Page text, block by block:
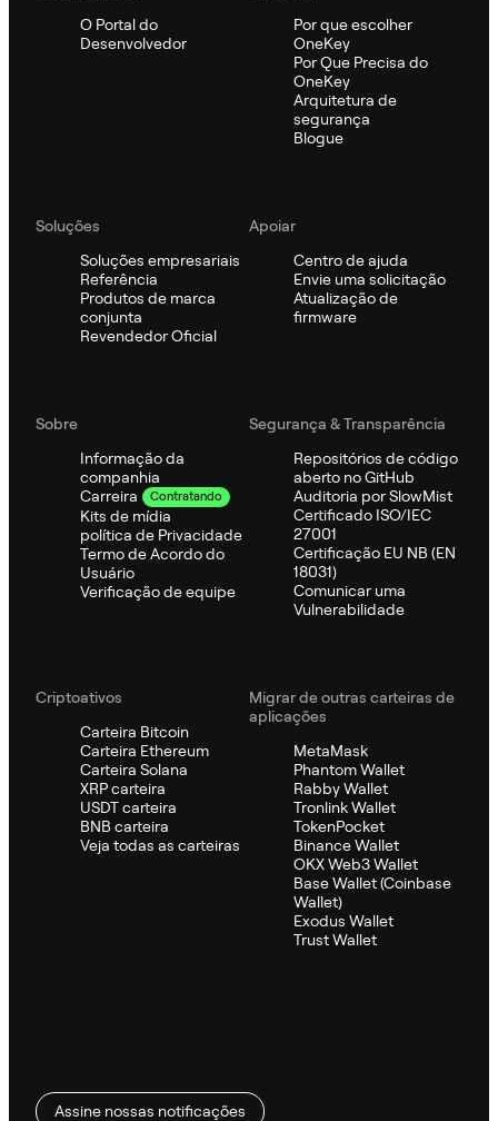
O Portal do
Desenvolvedor
Por que escolher
OneKey
Por Que Precisa do
OneKey
Arquitetura de
segurança
Blogue
Soluções
Soluções empresariais
Referência
Produtos de marca
conjunta
Revendedor Oficial
Apoiar
Centro de ajuda
Envie uma solicitação
Atualização de
firmware
Sobre
Informação da
companhia
Carreira
Contratando
Kits de mídia
política de Privacidade
Termo de Acordo do
Usuário
Verificação de equipe
Segurança & Transparência
Repositórios de código
aberto no GitHub
Auditoria por SlowMist
Certificado ISO/IEC
27001
Certificação EU NB (EN
18031)
Comunicar uma
Vulnerabilidade
Criptoativos
Carteira Bitcoin
Carteira Ethereum
Carteira Solana
XRP carteira
USDT carteira
BNB carteira
Veja todas as carteiras
Migrar de outras carteiras de
aplicações
MetaMask
Phantom Wallet
Rabby Wallet
Tronlink Wallet
TokenPocket
Binance Wallet
OKX Web3 Wallet
Base Wallet (Coinbase
Wallet)
Exodus Wallet
Trust Wallet
Assine nossas notificações